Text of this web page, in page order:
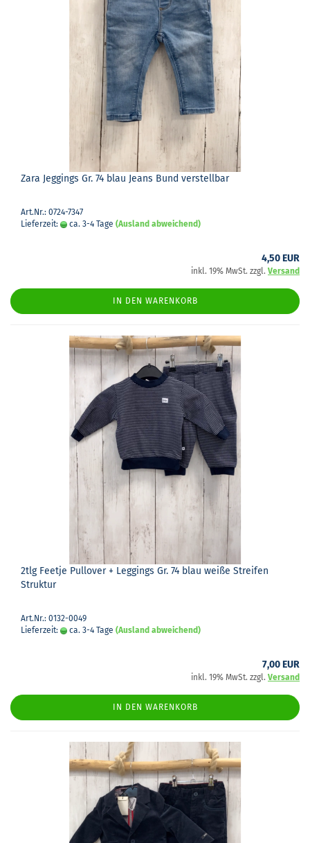
Zara Jeg­gings Gr. 74 blau Jeans Bund ver­stell­bar
Art.Nr.: 0724-7347
Lieferzeit:
ca. 3-4 Tage (Ausland abweichend)
4,50 EUR
inkl. 19% MwSt. zzgl. Versand
IN DEN WARENKORB
2tlg Feet­je Pull­over + Leg­gings Gr. 74 blau weiße Strei­fen
Struk­tur
Art.Nr.: 0132-0049
Lieferzeit:
ca. 3-4 Tage (Ausland abweichend)
7,00 EUR
inkl. 19% MwSt. zzgl. Versand
IN DEN WARENKORB